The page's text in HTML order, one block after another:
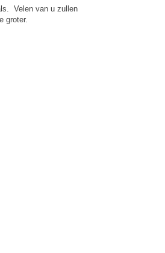
Velen van u zullen
groter.